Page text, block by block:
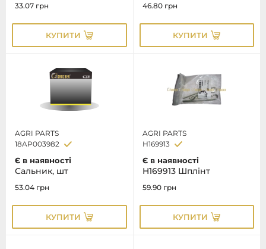
33.07 грн
КУПИТИ
46.80 грн
КУПИТИ
AGRI PARTS
18AP003982
Є в наявності
Сальник, шт
53.04 грн
КУПИТИ
AGRI PARTS
H169913
Є в наявності
H169913 Шплінт
59.90 грн
КУПИТИ